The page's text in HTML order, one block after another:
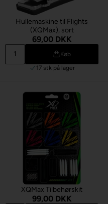
Hullemaskine til Flights
(XQMax), sort
69,00 DKK
Køb
17 stk på lager
XQMax Tilbehørskit
99,00 DKK